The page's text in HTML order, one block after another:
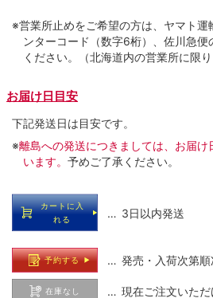
※営業所止めをご希望の方は、ヤマト運
ンターコード（数字6桁）、佐川急
ください。（北海道内の営業所に限り
お届け日目安
下記発送日は目安です。
※離島への発送につきましては、お届
います。 予めご了承ください。
カートに入
れる
… 3日以内発送
予約する … 発売・入荷次第順
在庫なし … 現在ご注文いただ